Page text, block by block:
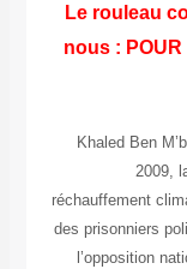
Le rouleau
nous :
Khaled Ben
2009,
réchauffement
des prisonniers
l’opposition